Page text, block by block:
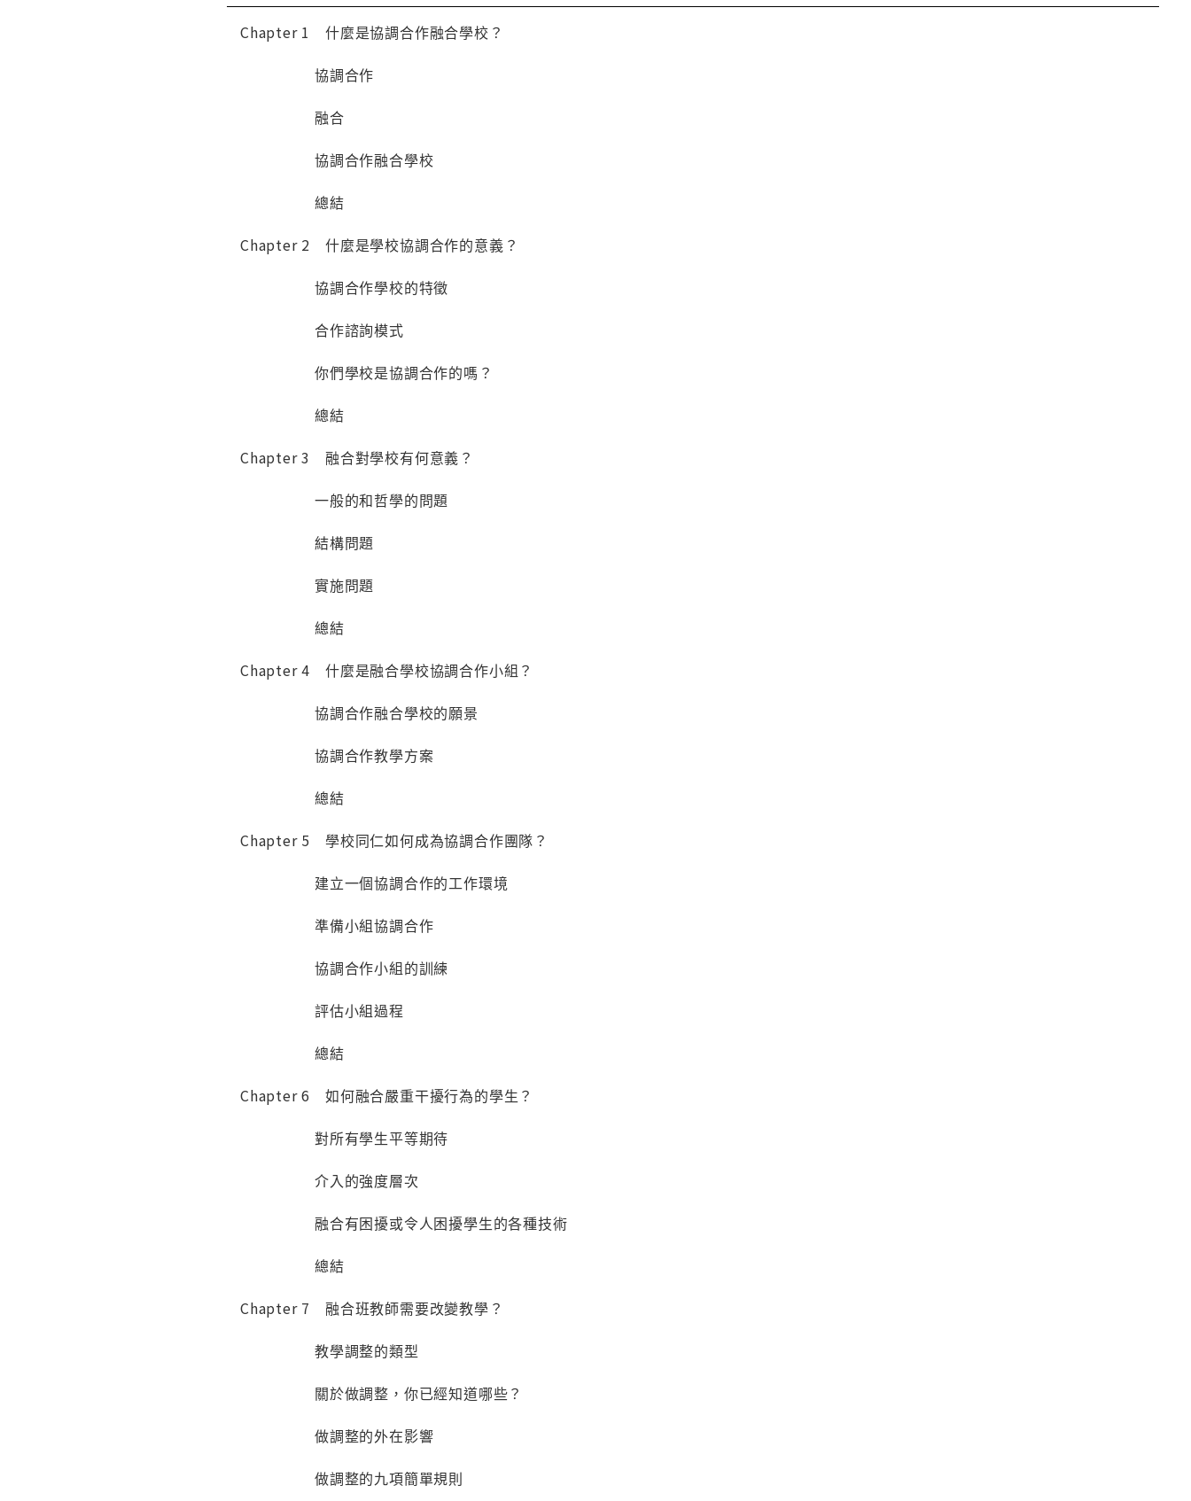
Chapter 1 什麼是協調合作融合學校？
協調合作
融合
協調合作融合學校
總結
Chapter 2 什麼是學校協調合作的意義？
協調合作學校的特徵
合作諮詢模式
你們學校是協調合作的嗎？
總結
Chapter 3 融合對學校有何意義？
一般的和哲學的問題
結構問題
實施問題
總結
Chapter 4 什麼是融合學校協調合作小組？
協調合作融合學校的願景
協調合作教學方案
總結
Chapter 5 學校同仁如何成為協調合作團隊？
建立一個協調合作的工作環境
準備小組協調合作
協調合作小組的訓練
評估小組過程
總結
Chapter 6 如何融合嚴重干擾行為的學生？
對所有學生平等期待
介入的強度層次
融合有困擾或令人困擾學生的各種技術
總結
Chapter 7 融合班教師需要改變教學？
教學調整的類型
關於做調整，你已經知道哪些？
做調整的外在影響
做調整的九項簡單規則